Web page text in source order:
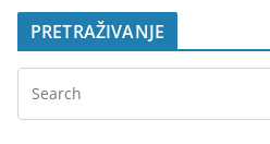
PRETRAŽIVANJE